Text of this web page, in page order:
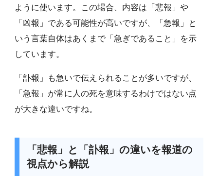
ように使います。この場合、内容は「悲報」や
「凶報」である可能性が高いですが、「急報」と
いう言葉自体はあくまで「急ぎであること」を示
しています。
「訃報」も急いで伝えられることが多いですが、
「急報」が常に人の死を意味するわけではない点
が大きな違いですね。
「悲報」と「訃報」の違いを報道の
視点から解説